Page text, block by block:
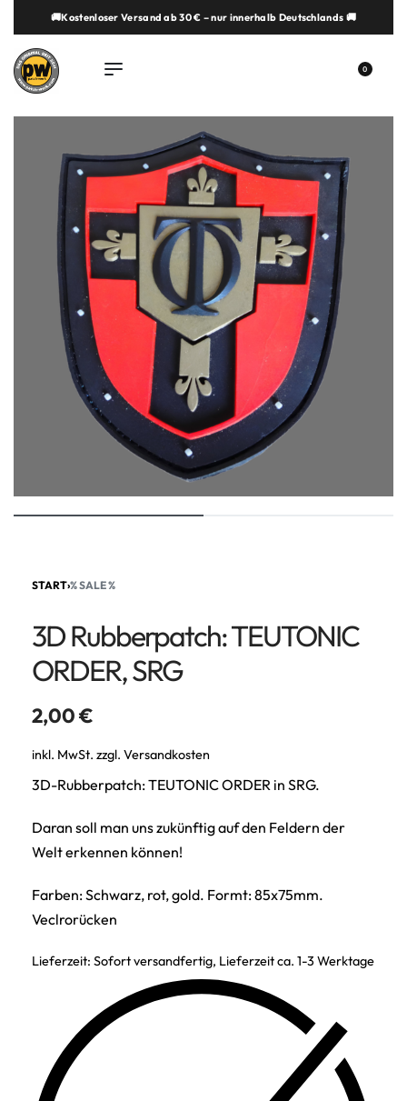
springen🚚Kostenloser Versand ab 30 € – nur innerhalb Deutschlands 🚚
0
START›% SALE %
3D Rubberpatch: TEUTONIC
ORDER, SRG
2,00€
inkl. MwSt. zzgl. Versandkosten
3D-Rubberpatch: TEUTONIC ORDER in SRG.
Daran soll man uns zukünftig auf den Feldern der
Welt erkennen können!
Farben: Schwarz, rot, gold. Formt: 85x75mm.
Veclrorücken
Lieferzeit: Sofort versandfertig, Lieferzeit ca. 1-3 Werktage